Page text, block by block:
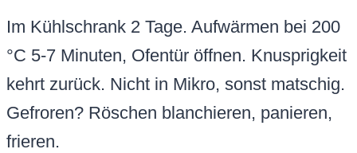
Im Kühlschrank 2 Tage. Aufwärmen bei 200
°C 5-7 Minuten, Ofentür öffnen. Knusprigkeit
kehrt zurück. Nicht in Mikro, sonst matschig.
Gefroren? Röschen blanchieren, panieren,
frieren.